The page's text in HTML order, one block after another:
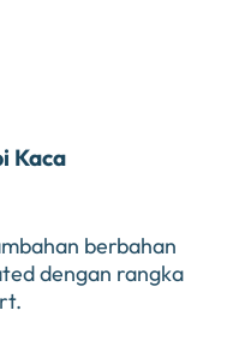
Kaca
berbahan
dengan rangka